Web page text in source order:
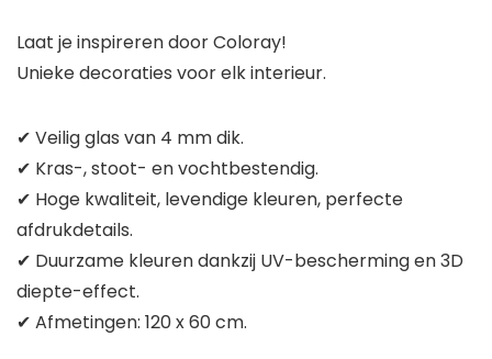
Laat je inspireren door Coloray!
Unieke decoraties voor elk interieur.
✔ Veilig glas van 4 mm dik.
✔ Kras-, stoot- en vochtbestendig.
✔ Hoge kwaliteit, levendige kleuren, perfecte
afdrukdetails.
✔ Duurzame kleuren dankzij UV-bescherming en 3D
diepte-effect.
✔ Afmetingen: 120 x 60 cm.